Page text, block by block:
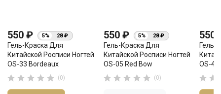
550 ₽ 5% 28 ₽
Гель-Краска Для
Китайской Росписи Ногтей
OS-33 Bordeaux
     (0)
550 ₽ 5% 28 ₽
Гель-Краска Для
Китайской Росписи Ногтей
OS-05 Red Bow
     (0)
550
Гель-
OS-42
 